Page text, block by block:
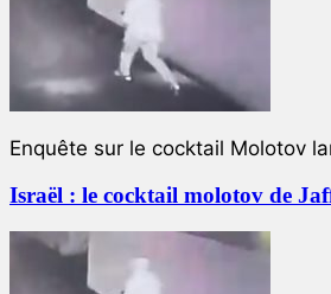
Enquête sur le cocktail Molotov
Israël : le cocktail molotov de